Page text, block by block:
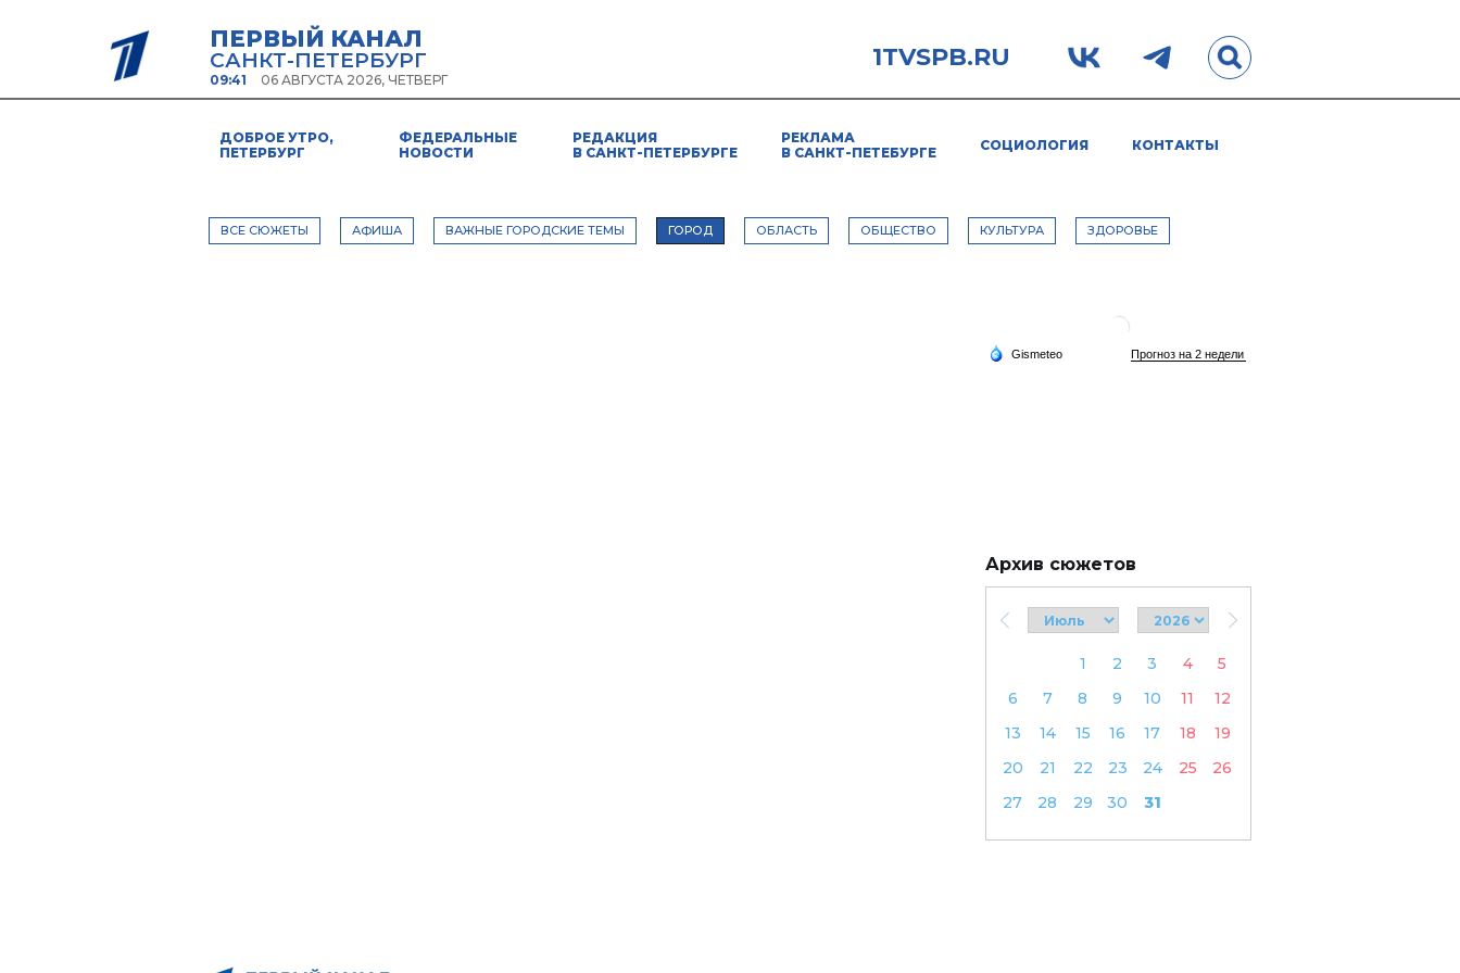
ПЕРВЫЙ КАНАЛ
САНКТ-ПЕТЕРБУРГ
09:41 06 АВГУСТА 2026, ЧЕТВЕРГ
1TVSPB.RU
ДОБРОЕ УТРО,
ПЕТЕРБУРГ
ФЕДЕРАЛЬНЫЕ
НОВОСТИ
РЕДАКЦИЯ
В САНКТ-ПЕТЕРБУРГЕ
РЕКЛАМА
В САНКТ-ПЕТЕБУРГЕ
СОЦИОЛОГИЯ КОНТАКТЫ
ВСЕ СЮЖЕТЫ АФИША ВАЖНЫЕ ГОРОДСКИЕ ТЕМЫ ГОРОД ОБЛАСТЬ ОБЩЕСТВО КУЛЬТУРА ЗДОРОВЬЕ
Архив сюжетов
1 2 3 4
5
6
7 8 9 10 11
12
13
14 15 16 17 18
19
20
21 22 23 24 25
26
27
28 29 30 31